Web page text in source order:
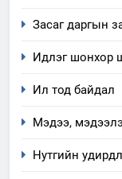
Засаг даргын
Идлэг шонхор
Ил тод байдал
Мэдээ,
Нутгийн